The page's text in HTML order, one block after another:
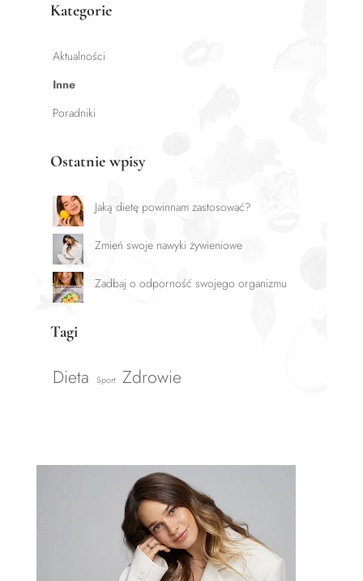
Kategorie
Aktualności
Inne
Poradniki
Ostatnie wpisy
Jaką dietę powinnam zastosować?
Zmień swoje nawyki żywieniowe
Zadbaj o odporność swojego organizmu
Tagi
Dieta Sport Zdrowie